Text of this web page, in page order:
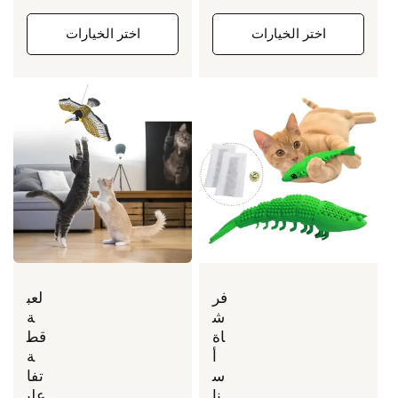
اختر الخيارات
العادي
اختر الخيارات
لعب
ة
قط
ة
تفا
فر
ش
اة
أ
س